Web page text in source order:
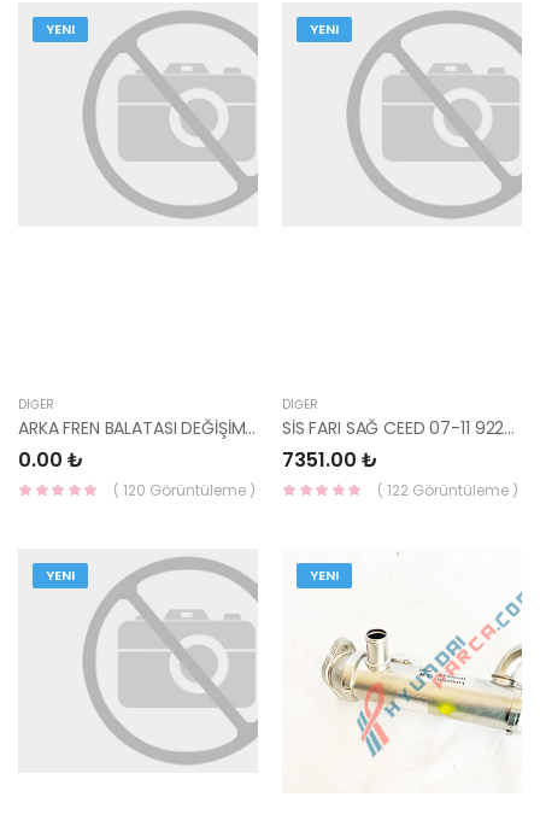
YENI
DIĞER
ARKA FREN BALATASI DEĞİŞİMİ 58215RTT
0.00 ₺
( 120 Görüntüleme )
YENI
DIĞER
SİS FARI SAĞ CEED 07-11 92202-1H000-HMC
7351.00 ₺
( 122 Görüntüleme )
YENI YENI